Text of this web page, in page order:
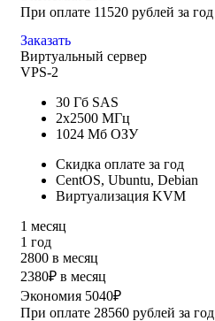
При оплате 11520 рублей за год
Заказать
Виртуальный сервер
VPS-2
30 Гб SAS
2x2500 МГц
1024 Мб ОЗУ
Скидка оплате за год
CentOS, Ubuntu, Debian
Виртуализация KVM
1 месяц
1 год
2800 в месяц
2380₽ в месяц
Экономия 5040₽
При оплате 28560 рублей за год